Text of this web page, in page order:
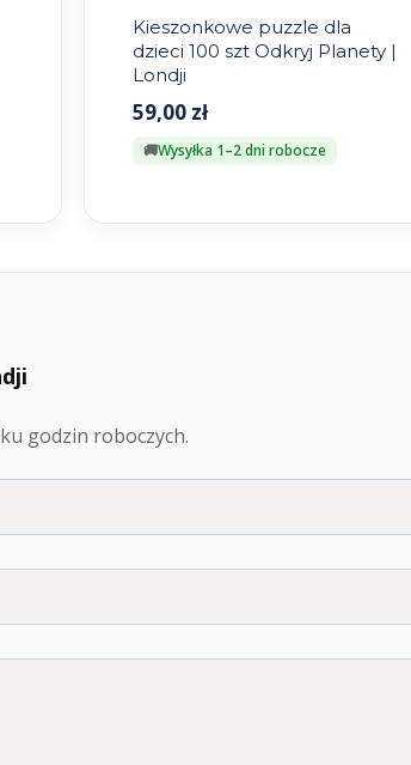
Kieszonkowe puzzle dla
dzieci 100 szt Odkryj Planety |
Londji
59,00 zł
Wysyłka 1–2 dni robocze
godzin roboczych.